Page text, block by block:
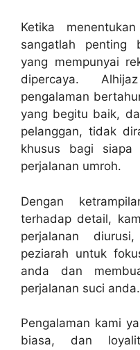
Ketika
sangatlah penting
yang mempunyai
dipercaya.
pengalaman
yang begitu baik,
pelanggan, tidak
khusus bagi siapa
perjalanan umroh.
Dengan
terhadap detail,
perjalanan
peziarah untuk
anda dan
perjalanan suci anda.
Pengalaman kami
biasa, dan